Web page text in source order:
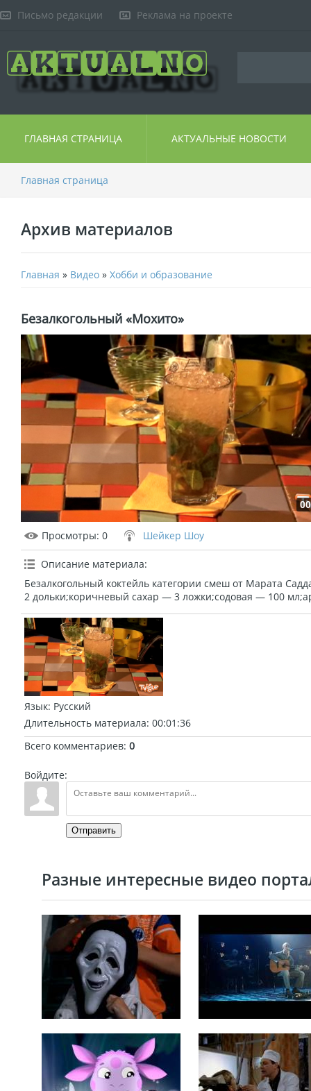
Письмо редакции Реклама на проекте
ГЛАВНАЯ СТРАНИЦА АКТУАЛЬНЫЕ НОВОСТИ
Главная страница
Архив материалов
Главная » Видео » Хобби и образование
Безалкогольный «Мохито»
Просмотры: 0 Шейкер Шоу
Описание материала:
Безалкогольный коктейль категории смеш от Марата
2 дольки;коричневый сахар — 3 ложки;содовая — 100
Язык: Русский
Длительность материала: 00:01:36
Всего комментариев: 0
Войдите:
Отправить
Разные интересные видео